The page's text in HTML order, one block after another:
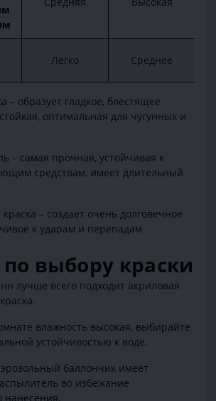
Легко Среднее
– образует гладкое, блестящее
оптимальная для чугунных и
– самая прочная, устойчивая к
средствам, имеет длительный
– создает очень долговечное
к ударам и перепадам
выбору краски
лучше всего подходит акриловая
влажность высокая, выбирайте
устойчивостью к воде.
баллончик имеет
во избежание
нанесения.